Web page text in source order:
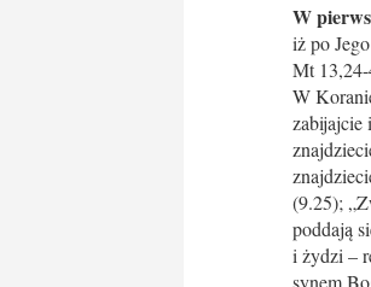
W
iż po
Mt 13,24-
W
zabijajcie
(9.25);
poddają
i żydzi –
synem